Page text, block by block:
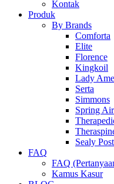
Kontak
Produk
By Brands
Comforta
Elite
Florence
Kingkoil
Lady
Serta
Simmons
Spring Air
Sealy
FAQ
FAQ
Kamus Kasur